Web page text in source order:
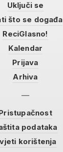
Uključi se
što se događa
ReciGlasno!
Kalendar
Prijava
Arhiva
podataka
korištenja